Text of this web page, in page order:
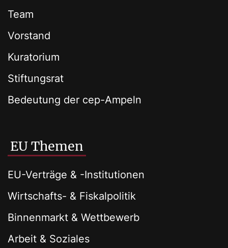
Team
Vorstand
Kuratorium
Stiftungsrat
Bedeutung der cep-Ampeln
EU Themen
EU-Verträge & -Institutionen
Wirtschafts- & Fiskalpolitik
Binnenmarkt & Wettbewerb
Arbeit & Soziales